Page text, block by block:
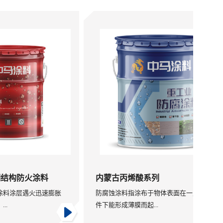
火涂料
火迅速膨胀
内蒙古丙烯酸系列
防腐蚀涂料指涂布于物体表面在一定的条
件下能形成薄膜而起...